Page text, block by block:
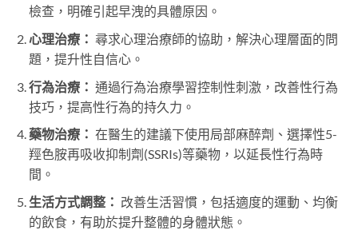
檢查，明確引起早洩的具體原因。
心理治療： 尋求心理治療師的協助，解決心理層面的問
題，提升性自信心。
行為治療： 通過行為治療學習控制性刺激，改善性行為
技巧，提高性行為的持久力。
藥物治療： 在醫生的建議下使用局部麻醉劑、選擇性5-
羥色胺再吸收抑制劑(SSRIs)等藥物，以延長性行為時
間。
生活方式調整： 改善生活習慣，包括適度的運動、均衡
的飲食，有助於提升整體的身體狀態。